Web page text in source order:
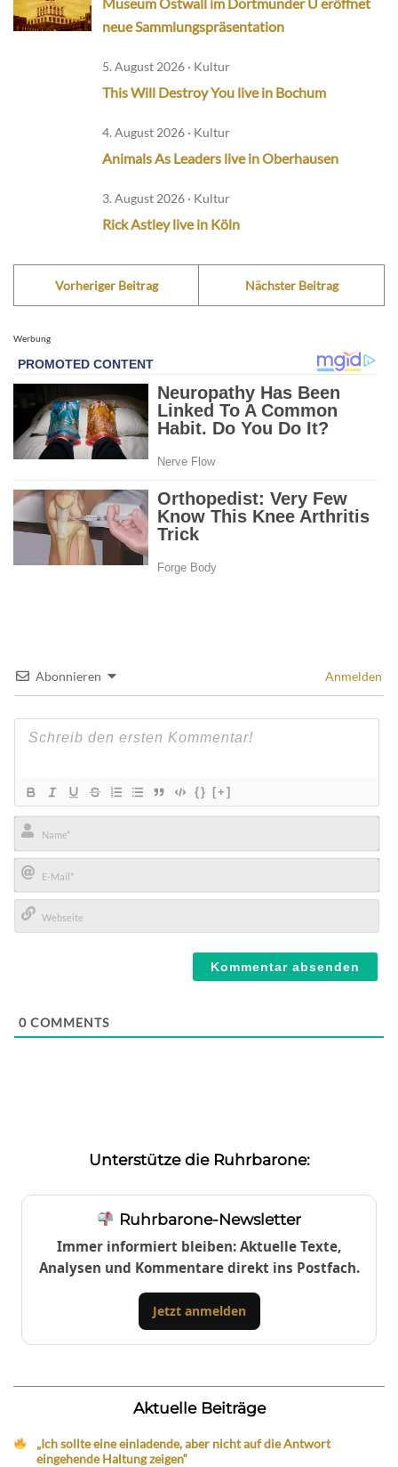
neue Sammlungspräsentation
5. August 2026 · Kultur
This Will Destroy You live in Bochum
4. August 2026 · Kultur
Animals As Leaders live in Oberhausen
3. August 2026 · Kultur
Rick Astley live in Köln
Vorheriger Beitrag Nächster Beitrag
Werbung
Abonnieren Anmelden
{} [+]
Name*
E-
Mail*
0 COMMENTS
Unterstütze die Ruhrbarone:
Ruhrbarone-Newsletter
Immer informiert bleiben: Aktuelle Texte,
Analysen und Kommentare direkt ins Postfach.
Jetzt anmelden
Aktuelle Beiträge
„Ich sollte eine einladende, aber nicht auf die Antwort
eingehende Haltung zeigen“